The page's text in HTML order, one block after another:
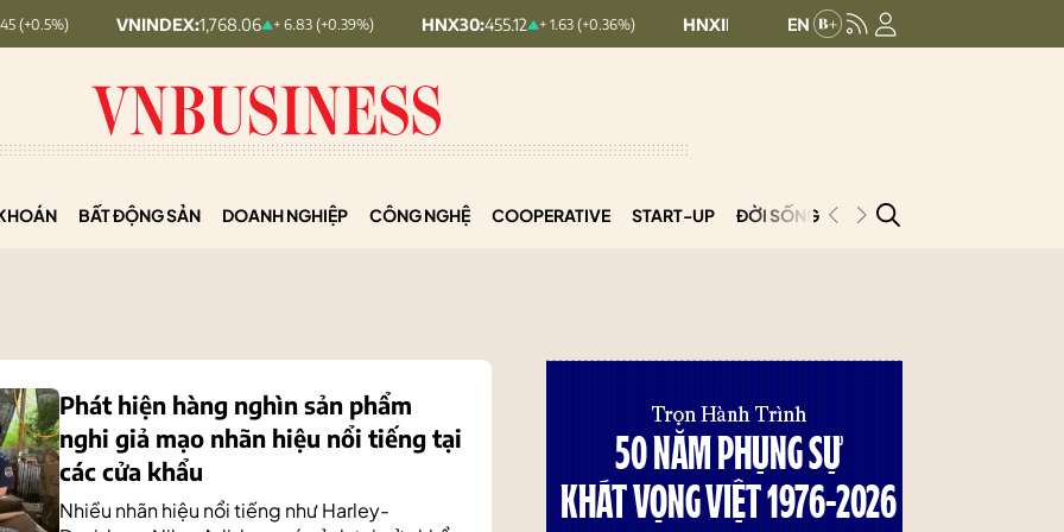
VNINDEX: 1,768.06 + 6.83 (+0.39%) HNX30: 455.12 + 1.63 (+0.36%) HNXINDEX: 293.44 + 0.25 (+0.09%) UPCOMINDEX:
BẤT ĐỘNG SẢN DOANH NGHIỆP CÔNG NGHỆ COOPERATIVE START-UP ĐỜI SỐNG PODCAST
Phát hiện hàng nghìn sản phẩm
nghi giả mạo nhãn hiệu nổi tiếng tại
các cửa khẩu
Nhiều nhãn hiệu nổi tiếng như Harley-